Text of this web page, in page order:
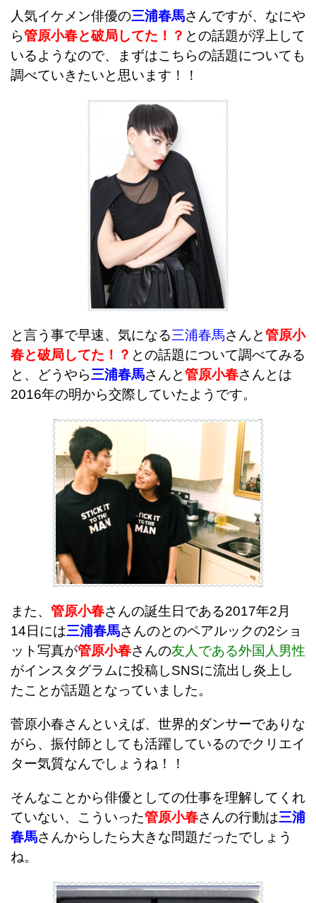
人気イケメン俳優の三浦春馬さんですが、なにや
ら管原小春と破局してた！？ との話題が浮上して
いるようなので、まずはこちらの話題についても
調べていきたいと思います！！
と言う事で早速、気になる三浦春馬さんと管原小
春と破局してた！？ との話題について調べてみる
と、どうやら三浦春馬さんと管原小春さんとは
2016年の明から交際していたようです。
また、 管原小春さんの誕生日である2017年2月
14日には三浦春馬さんのとのペアルックの2ショ
ット写真が管原小春さんの友人である外国人男性
がインスタグラムに投稿しSNSに流出し炎上し
たことが話題となっていました。
菅原小春さんといえば、世界的ダンサーでありな
がら、振付師としても活躍しているのでクリエイ
ター気質なんでしょうね！！
そんなことから俳優としての仕事を理解してくれ
ていない、こういった管原小春さんの行動は三浦
春馬さんからしたら大きな問題だったでしょう
ね。